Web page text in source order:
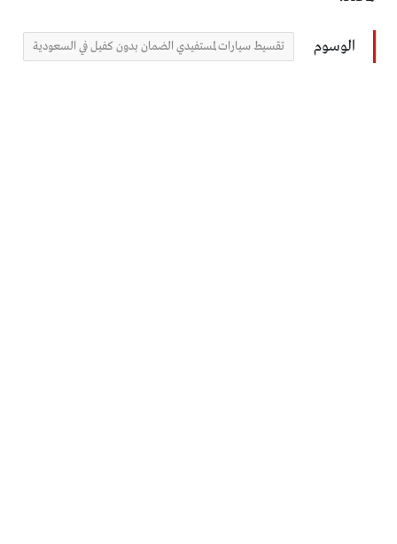
الوسوم تقسيط سيارات لمستفيدي الضمان بدون كفيل في السعودية